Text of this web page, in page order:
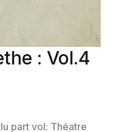
: Vol.4
part vol: Théatre